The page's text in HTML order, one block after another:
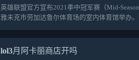
英雄联盟官方宣布2021季中冠军赛（Mid-
雅未克市劳加达鲁尔体育场的室内体育馆举办
lol3月阿卡丽商店开吗